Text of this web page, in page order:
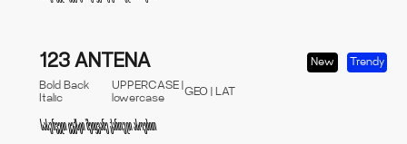
123 ANTENA New Trendy
Bold Back
Italic
UPPERCASE |
lowercase
GEO | LAT